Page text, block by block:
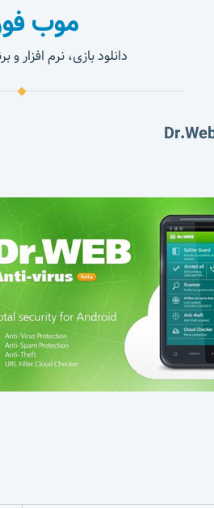
موب
دانلود بازی، نرم افزار و